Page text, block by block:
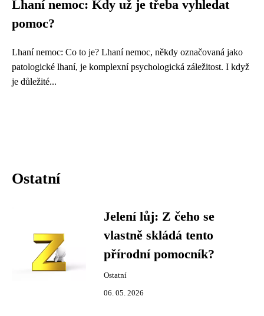
Lhaní nemoc: Kdy už je třeba vyhledat
pomoc?
Lhaní nemoc: Co to je? Lhaní nemoc, někdy označovaná jako
patologické lhaní, je komplexní psychologická záležitost. I když
je důležité...
Ostatní
Jelení lůj: Z čeho se
vlastně skládá tento
přírodní pomocník?
Ostatní
06. 05. 2026